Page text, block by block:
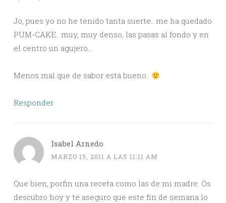
Jo, pues yo no he tenido tanta suerte.. me ha quedado
PUM-CAKE.. muy, muy denso, las pasas al fondo y en
el centro un agujero…
Menos mal que de sabor está bueno..
Responder
Isabel Arnedo
MARZO 15, 2011 A LAS 11:11 AM
Que bien, porfin una receta como las de mi madre. Os
descubro hoy y te aseguro que este fin de semana lo